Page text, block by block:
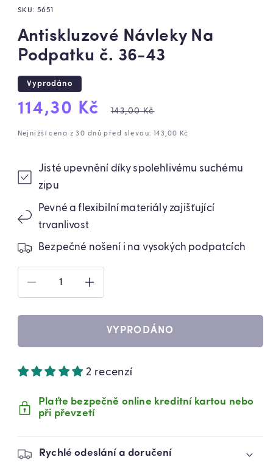
SKU:5651
Antiskluzové Návleky Na
Podpatku č. 36-43
Vyprodáno
Výprodejová
cena
114,30 Kč
Běžná
cena
143,00 Kč
Nejnižší cena z 30 dnů před slevou: 143,00 Kč
Jisté upevnění díky spolehlivému suchému
zipu
Pevné a flexibilní materiály zajišťující
trvanlivost
Bezpečné nošení i na vysokých podpatcích
SNÍŽIT
MNOŽSTVÍ
PRODUKTU
ANTISKLUZOVÉ
NA
Č.
43
(5651)
ZVÝŠIT
MNOŽSTVÍ
PRODUKTU
ANTISKLUZOVÉ
NÁVLEKY
NA
Č.
43
(5651)
VYPRODÁNO
2 recenzí
Plaťte bezpečně online kreditní kartou nebo
při převzetí
Rychlé odeslání a doručení